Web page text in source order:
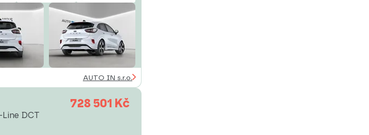
AUTO IN s.r.o.
Line DCT
728 501 Kč